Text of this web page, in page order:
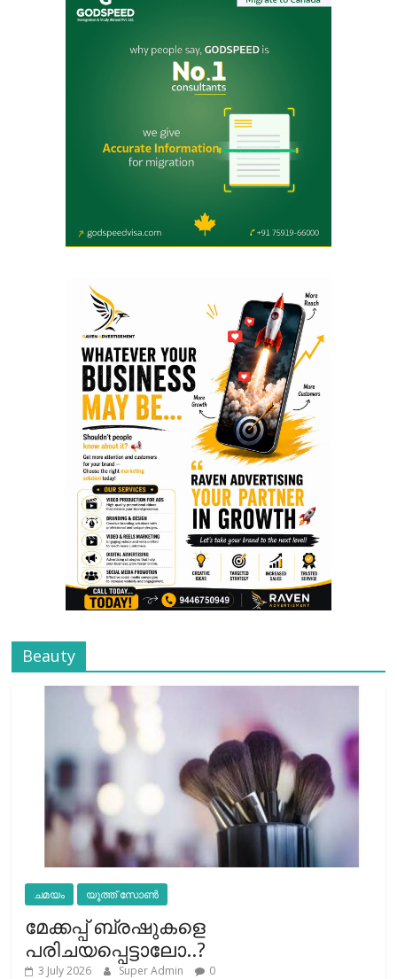
Beauty
ചമയം യൂത്ത് സോൺ
മേക്കപ്പ് ബ്രഷുകളെ
പരിചയപ്പെട്ടാലോ..?
3 July 2026 Super Admin 0